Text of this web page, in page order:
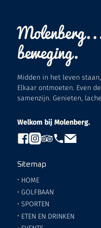
beweging.
Midden in het leven
Elkaar ontmoeten. Even
samenzijn. Genieten,
Welkom bij Molenberg.
Sitemap
• HOME
• GOLFBAAN
• SPORTEN
• ETEN EN DRINKEN